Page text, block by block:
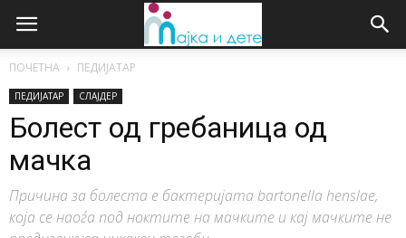
ПОЧЕТНА ПЕДИЈАТАР
ПЕДИЈАТАР СЛАЈДЕР
Болест од гребаница од
мачка
Причина за болеста е бактеријата bartonella henslae,
која се наоѓа под ноктите на мачките и кај мачките не